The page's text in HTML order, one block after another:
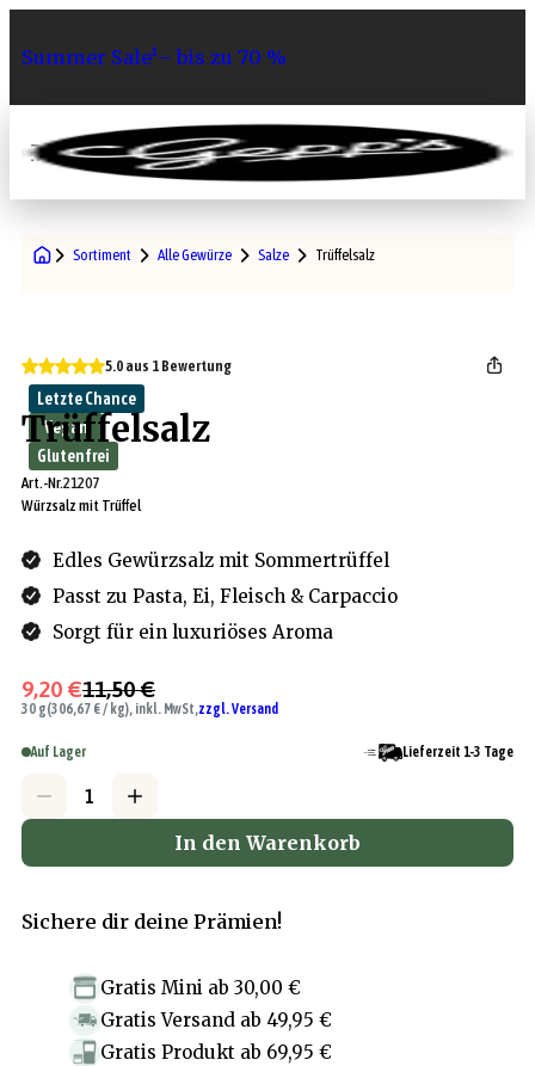
Summer Sale¹– bis zu 70 %
0
Sortiment Alle Gewürze Salze Trüffelsalz
Letzte Chance
Vegan
Glutenfrei
5.0 aus 1 Bewertung
Trüffelsalz
Art.-Nr.21207
Würzsalz mit Trüffel
Edles Gewürzsalz mit Sommertrüffel
Passt zu Pasta, Ei, Fleisch & Carpaccio
Sorgt für ein luxuriöses Aroma
9,20 €11,50 €
30 g(306,67 € / kg), inkl. MwSt,zzgl. Versand
Auf Lager Lieferzeit 1-3 Tage
In den Warenkorb
Sichere dir deine Prämien!
Gratis Mini ab 30,00 €
Gratis Versand ab 49,95 €
Gratis Produkt ab 69,95 €